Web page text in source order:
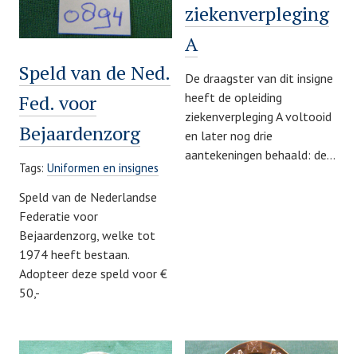
Speld van de Ned.
Fed. voor
Bejaardenzorg
Tags: Uniformen en insignes
Speld van de Nederlandse
Federatie voor
Bejaardenzorg, welke tot
1974 heeft bestaan.
Adopteer deze speld voor €
50,-
ziekenverpleging
A
De draagster van dit insigne
heeft de opleiding
ziekenverpleging A voltooid
en later nog drie
aantekeningen behaald: de…